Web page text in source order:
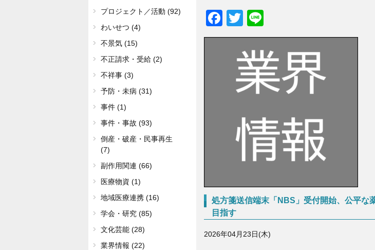
F
a
T
wi
tt
er
n
e
処方箋送信端末「NBS」受付開始、公平な
目指す
2026年04月23日(木)
プロジェクト／活動 (92)
わいせつ (4)
不景気 (15)
不正請求・受給 (2)
不祥事 (3)
予防・未病 (31)
事件 (1)
事件・事故 (93)
倒産・破産・民事再生
(7)
副作用関連 (66)
医療物資 (1)
地域医療連携 (16)
学会・研究 (85)
文化芸能 (28)
業界情報 (22)